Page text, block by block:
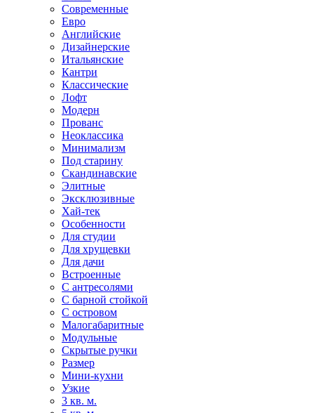
Современные
Евро
Английские
Дизайнерские
Итальянские
Кантри
Классические
Лофт
Модерн
Прованс
Неоклассика
Минимализм
Под старину
Скандинавские
Элитные
Эксклюзивные
Хай-тек
Особенности
Для студии
Для хрущевки
Для дачи
Встроенные
С антресолями
С барной стойкой
С островом
Малогабаритные
Модульные
Скрытые ручки
Размер
Мини-кухни
Узкие
3 кв. м.